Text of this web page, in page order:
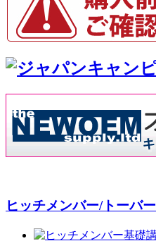
ヒッチメンバー/トーバー